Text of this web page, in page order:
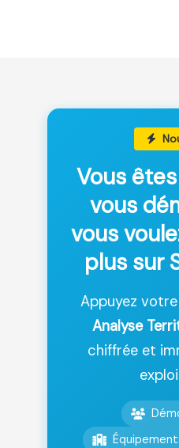
Vous
vous
vous
plus sur
Appuyez
Analyse
chiffrée et